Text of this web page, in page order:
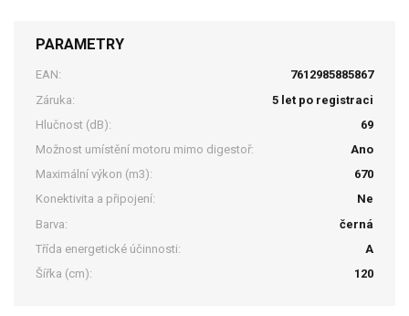
PARAMETRY
EAN:
7612985885867
Záruka:
5 let po registraci
Hlučnost (dB):
69
Možnost umístění motoru mimo digestoř:
Ano
Maximální výkon (m3):
670
Konektivita a připojení:
Ne
Barva:
černá
Třída energetické účinnosti:
A
Šířka (cm):
120